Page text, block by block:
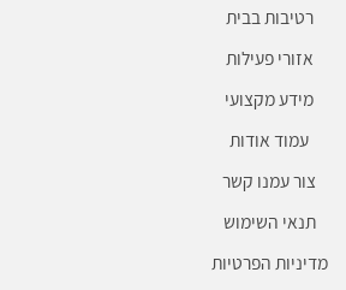
רטיבות בבית
אזורי פעילות
מידע מקצועי
עמוד אודות
צור עמנו קשר
תנאי השימוש
מדיניות הפרטיות